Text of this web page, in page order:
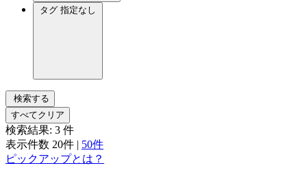
タグ 指定なし
検索する
すべてクリア
検索結果: 3 件
表示件数 20件 | 50件
ピックアップとは？